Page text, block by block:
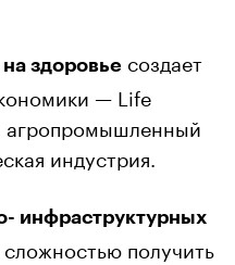
здоровье создает
— Life
агропромышленный
индустрия.
инфраструктурных
получить